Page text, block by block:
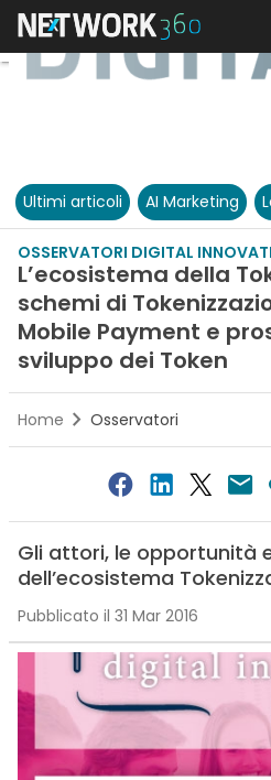
Ultimi articoli AI Marketing
OSSERVATORI DIGITAL
L’ecosistema della
schemi di
Mobile Payment e
sviluppo dei Token
Home Osservatori
Gli attori, le opportunità
dell’ecosistema
Pubblicato il 31 Mar 2016